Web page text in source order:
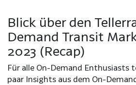
Blick über den
Demand Transit
2023 (Recap)
Für alle On-Demand Enthusiasts
paar Insights aus dem On-